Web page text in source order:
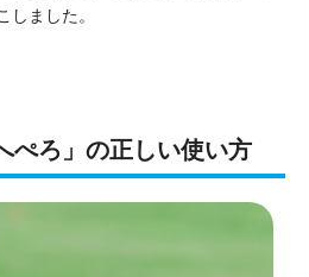
しました。
ぺろ」の正しい使い方